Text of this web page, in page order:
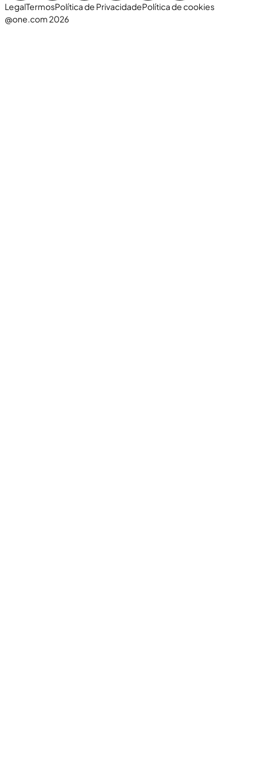
LegalTermosPolítica de PrivacidadePolítica de cookies
@one.com 2026